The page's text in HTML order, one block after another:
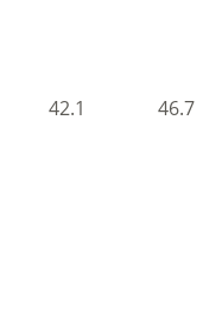
42.1 46.7